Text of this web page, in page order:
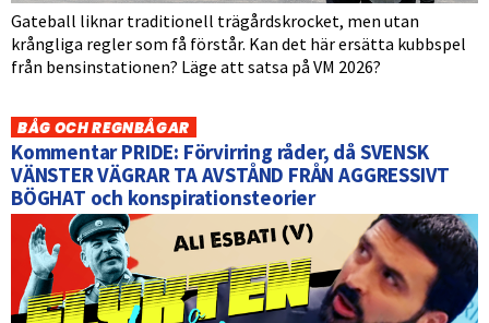
Gateball liknar traditionell trägårdskrocket, men utan
krångliga regler som få förstår. Kan det här ersätta kubbspel
från bensinstationen? Läge att satsa på VM 2026?
BÅG OCH REGNBÅGAR
Kommentar PRIDE: Förvirring råder, då SVENSK
VÄNSTER VÄGRAR TA AVSTÅND FRÅN AGGRESSIVT
BÖGHAT och konspirationsteorier